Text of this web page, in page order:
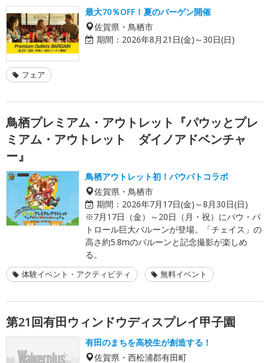
最大70％OFF！夏のバーゲン開催
佐賀県・鳥栖市
期間： 2026年8月21日(金)～30日(日)
フェア
鳥栖プレミアム・アウトレット『パウッとプレ
ミアム・アウトレット ダイノアドベンチャ
ー』
鳥栖アウトレット初！パウパトコラボ
佐賀県・鳥栖市
期間： 2026年7月17日(金)～8月30日(日)
※7月17日（金）～20日（月・祝）にパウ・パ
トロール巨大バルーンが登場。「チェイス」の
高さ約5.8mのバルーンと記念撮影が楽しめ
る。
体験イベント・アクティビティ 無料イベント
第21回有田ウィンドウディスプレイ甲子園
有田のまちを高校生が創造する！
佐賀県・西松浦郡有田町